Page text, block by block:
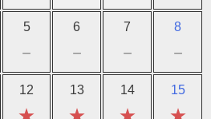
5
－
6
－
7
－
8
－
12 13 14 15